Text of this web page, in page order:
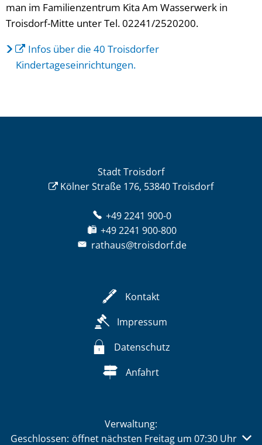
man im Familienzentrum Kita Am Wasserwerk in
Troisdorf-Mitte unter Tel. 02241/2520200.
Infos über die 40 Troisdorfer
Kindertageseinrichtungen.
Stadt Troisdorf
Kölner Straße 176, 53840 Troisdorf
+49 2241 900-0
+49 2241 900-800
rathaus@troisdorf.de
Kontakt
Impressum
Datenschutz
Anfahrt
Verwaltung:
Klicken, um weitere Öffnungs- oder Schließzeiten
Geschlossen: öffnet nächsten Freitag um 07:30 Uhr